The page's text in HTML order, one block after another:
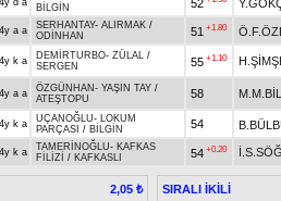
4y d a
BİLGİN
52
4y a a SERHANTAY- ALIRMAK /
ODİNHAN
51 +1.80
4y k a DEMİRTURBO- ZÜLAL /
SERGEN
55 +1.10
4y a a ÖZGÜNHAN - YAŞIN TAY /
ATEŞTOPU
58
4y k a UÇANOĞLU- LOKUM
PARÇASI / BİLGİN 54
4y k a TAMERİNOĞLU- KAFKAS
FİLİZİ / KAFKASLI 54 +0.20
2,05 ₺
SIRALI İKİLİ